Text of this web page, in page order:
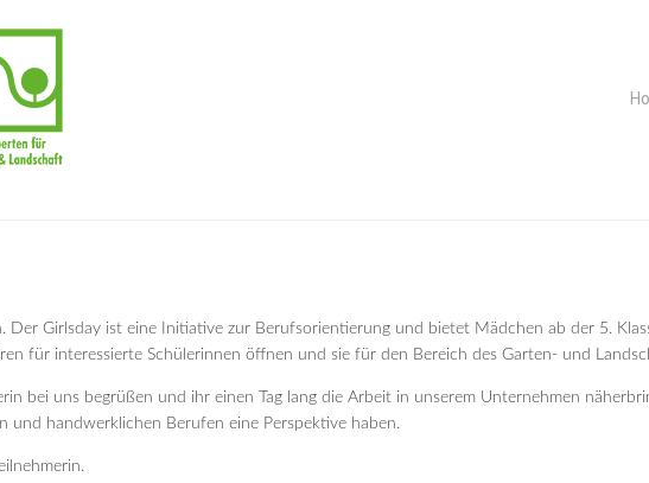
Der Girlsday ist eine Initiative zur Berufsorientierung und bietet Mädchen ab der 5.
für interessierte Schülerinnen öffnen und sie für den Bereich des Garten- und
bei uns begrüßen und ihr einen Tag lang die Arbeit in unserem Unternehmen
und handwerklichen Berufen eine Perspektive haben.